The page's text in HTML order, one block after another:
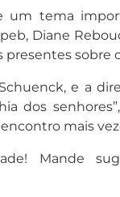
tema
Diane
presentes sobre
e a
dos
mais
Mande